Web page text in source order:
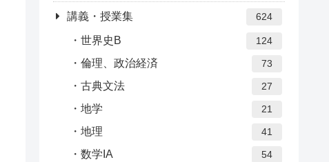
講義・授業集 624
世界史B 124
倫理、政治経済 73
古典文法 27
地学 21
地理 41
数学IA 54